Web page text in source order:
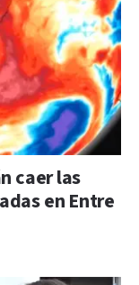
caer las
en Entre